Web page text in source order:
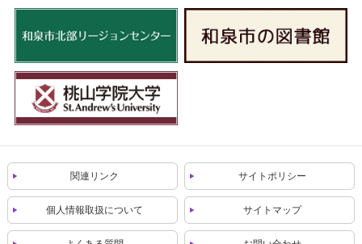
関連リンク サイトポリシー
個人情報取扱について サイトマップ